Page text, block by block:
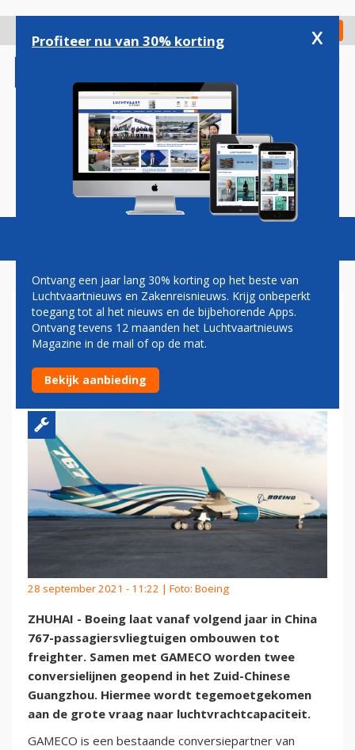
gaan
Check in
Magazine Podcasts Vacatures
BOEING LAAT 767'S IN CHINA
OMBOUWEN TOT
VRACHTVLIEGTUIG
28 september 2021 - 11:22 | Foto: Boeing
ZHUHAI - Boeing laat vanaf volgend jaar in China
767-passagiersvliegtuigen ombouwen tot
freighter. Samen met GAMECO worden twee
conversielijnen geopend in het Zuid-Chinese
Guangzhou. Hiermee wordt tegemoetgekomen
aan de grote vraag naar luchtvrachtcapaciteit.
GAMECO is een bestaande conversiepartner van
Profiteer nu van 30% korting x
Ontvang een jaar lang 30% korting op het beste van
Luchtvaartnieuws en Zakenreisnieuws. Krijg onbeperkt
toegang tot al het nieuws en de bijbehorende Apps.
Ontvang tevens 12 maanden het Luchtvaartnieuws
Magazine in de mail of op de mat.
Bekijk aanbieding